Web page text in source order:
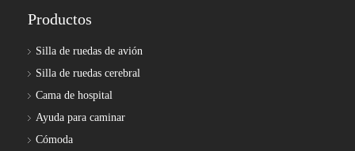
Productos
Silla de ruedas de avión
Silla de ruedas cerebral
Cama de hospital
Ayuda para caminar
Cómoda